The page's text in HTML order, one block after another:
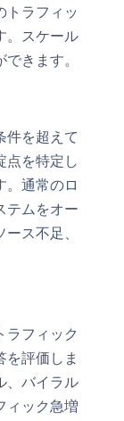
トラフィッ
。スケール
きます。
件を超えて
点を特定し
。通常のロ
テムをオー
ス不足、
ラフィック
を評価しま
、バイラル
ィック急増